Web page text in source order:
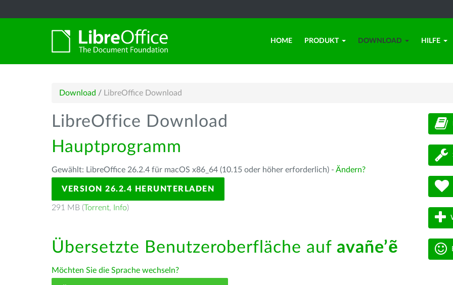
HOME PRODUKT DOWNLOAD HILFE
Download / LibreOffice Download
LibreOffice Download
Hauptprogramm
Gewählt: LibreOffice 26.2.4 für macOS x86_64 (10.15 oder höher erforderlich) - Ändern?
VERSION 26.2.4 HERUNTERLADEN
291 MB (Torrent, Info)
Übersetzte Benutzeroberfläche auf avañe’ẽ
Möchten Sie die Sprache wechseln?